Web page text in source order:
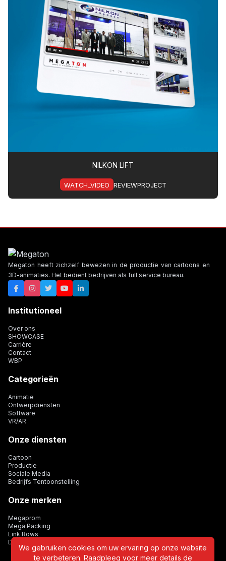
NILKON LIFT
WATCH_VIDEO REVIEWPROJECT
Megaton heeft zichzelf bewezen in de productie van cartoons en
3D-animaties. Het bedient bedrijven als full service bureau.
Institutioneel
Over ons
SHOWCASE
Carrière
Contact
WBP
Categorieën
Animatie
Ontwerpdiensten
Software
VR/AR
Onze diensten
Cartoon
Productie
Sociale Media
Bedrijfs Tentoonstelling
Onze merken
Megaprom
Mega Packing
Link Rows
Dijital Card
We gebruiken cookies om uw ervaring op onze website
te verbeteren. Raadpleeg voor meer details de